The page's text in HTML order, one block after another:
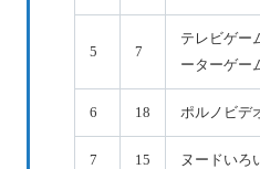
5 7
テレビゲー
ーターゲー
6 18 ポルノビデ
7 15 ヌードいろ